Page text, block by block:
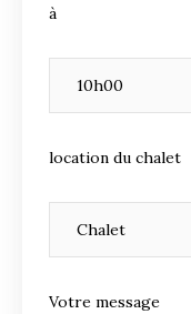
à
location du chalet
Votre message